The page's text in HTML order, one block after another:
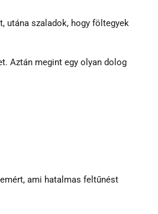
utána szaladok, hogy föltegyek
Aztán megint egy olyan dolog
ami hatalmas feltűnést